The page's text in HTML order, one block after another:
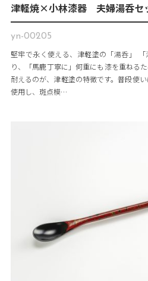
津軽焼×小林漆器 夫婦湯呑
yn-00205
堅牢で永く使える、津軽塗の「湯呑」
り、「馬鹿丁寧に」何重にも漆を重ねる
耐えるのが、津軽塗の特徴です。普段使
使用し、斑点模…